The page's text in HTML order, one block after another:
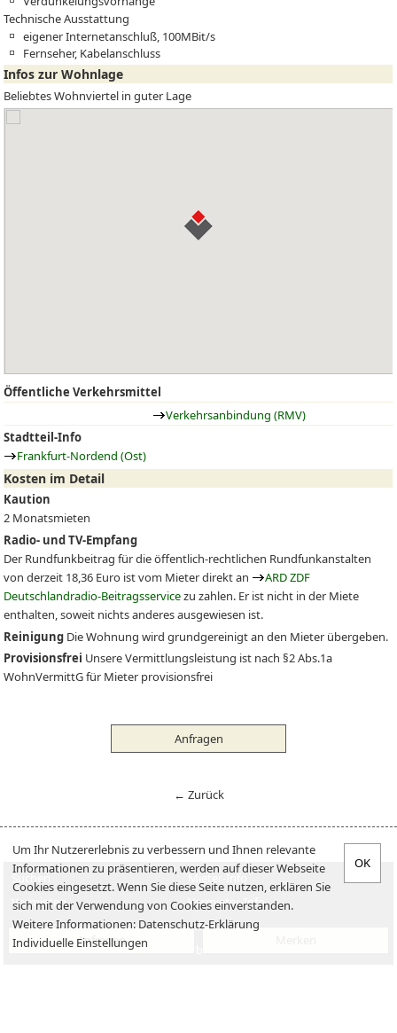
Anfragen
Technische Ausstattung
eigener Internetanschluß, 100MBit/s
Fernseher, Kabelanschluss
Infos zur Wohnlage
Beliebtes Wohnviertel in guter Lage
Öffentliche Verkehrsmittel
Verkehrsanbindung (RMV)
Stadtteil-Info
Frankfurt-Nordend (Ost)
Kosten im Detail
Kaution
2 Monatsmieten
Radio- und TV-Empfang
Der Rundfunkbeitrag für die öffentlich-rechtlichen Rundfunkanstalten
von derzeit 18,36 Euro ist vom Mieter direkt an
ARD ZDF
Deutschlandradio-Beitragsservicezu zahlen. Er ist nicht in der Miete
enthalten, soweit nichts anderes ausgewiesen ist.
Reinigung Die Wohnung wird grundgereinigt an den Mieter übergeben.
Provisionsfrei Unsere Vermittlungsleistung ist nach §2 Abs.1a
WohnVermittG für Mieter provisionsfrei
Anfragen
← Zurück
Suchen
Mieter-Info
Vermieten
Vermieter-Info
Verkaufen
Jobs
Kaufen
Um Ihr Nutzererlebnis zu verbessern und Ihnen relevante
Informationen zu präsentieren, werden auf dieser Webseite
Cookies eingesetzt. Wenn Sie diese Seite nutzen, erklären Sie
sich mit der Verwendung von Cookies einverstanden.
Weitere Informationen: Datenschutz-Erklärung
Individuelle Einstellungen